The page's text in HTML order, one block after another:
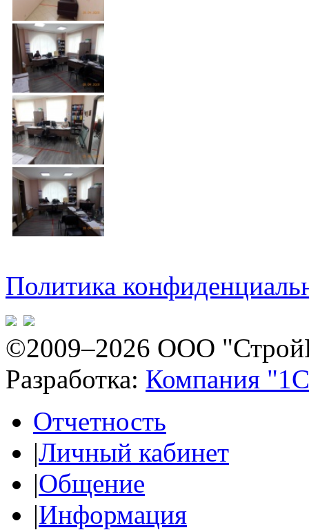
Политика
©2009–2026 ООО
Разработка: Компания
Отчетность
|Личный кабинет
|Общение
|Информация